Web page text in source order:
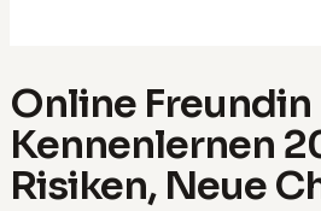
Online Freundin
Kennenlernen
Risiken, Neue